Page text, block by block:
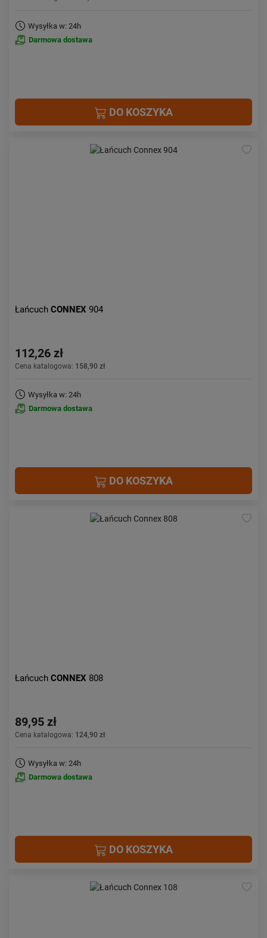
Wysyłka w: 24h
Darmowa dostawa
DO KOSZYKA
Łańcuch CONNEX 904
112,26 zł
Cena katalogowa: 158,90 zł
Wysyłka w: 24h
Darmowa dostawa
DO KOSZYKA
Łańcuch CONNEX 808
89,95 zł
Cena katalogowa: 124,90 zł
Wysyłka w: 24h
Darmowa dostawa
DO KOSZYKA